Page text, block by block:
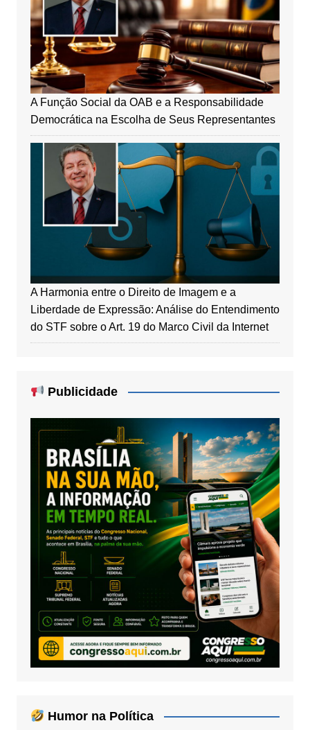
A Função Social da OAB e a Responsabilidade
Democrática na Escolha de Seus Representantes
A Harmonia entre o Direito de Imagem e a
Liberdade de Expressão: Análise do Entendimento
do STF sobre o Art. 19 do Marco Civil da Internet
Publicidade
Humor na Política